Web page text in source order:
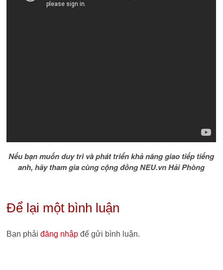
Nếu bạn muốn duy trì và phát triển khả năng giao tiếp tiếng
anh, hãy tham gia cùng cộng đồng NEU.vn Hải Phòng
Để lại một bình luận
Bạn phảiđăng nhập để gửi bình luận.